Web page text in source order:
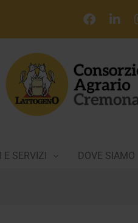
E SERVIZI DOVE SIAMO